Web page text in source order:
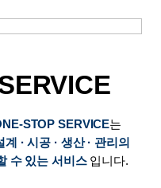
STOP SERVICE는
계 · 시공 · 생산 · 관리의
수 있는 서비스입니다.